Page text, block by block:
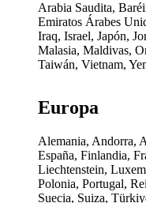
Arabia Saudita,
Emiratos Árabes
Iraq, Israel, Japón,
Malasia, Maldivas,
Taiwán, Vietnam,
Europa
Alemania, Andorra,
España, Finlandia,
Liechtenstein,
Polonia, Portugal,
Suecia, Suiza,